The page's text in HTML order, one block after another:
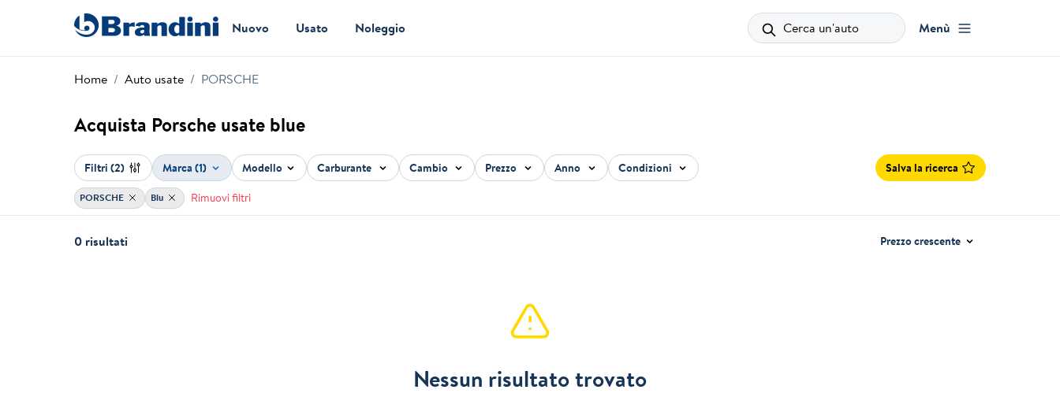
Nuovo Usato Noleggio Cerca un'auto Menù
Home Auto usate PORSCHE
Acquista Porsche usate blue
Filtri(2) Marca (1) Modello Carburante Cambio Prezzo Anno Condizioni Salva la ricerca
PORSCHE Blu Rimuovi filtri
0 risultati Prezzo crescente
Nessun risultato trovato